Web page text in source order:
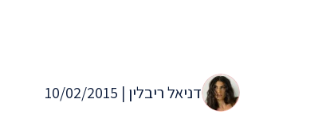
דניאל ריבלין | 10/02/2015